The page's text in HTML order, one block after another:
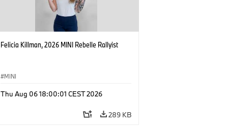
Felicia Killman, 2026 MINI Rebelle Rallyist
MINI
Thu Aug 06 18:00:01 CEST 2026
289 KB